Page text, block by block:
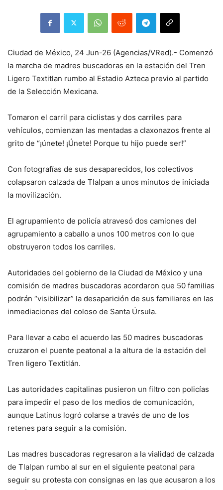
Ciudad de México, 24 Jun-26 (Agencias/VRed).- Comenzó
la marcha de madres buscadoras en la estación del Tren
Ligero Textitlan rumbo al Estadio Azteca previo al partido
de la Selección Mexicana.
Tomaron el carril para ciclistas y dos carriles para
vehículos, comienzan las mentadas a claxonazos frente al
grito de “¡únete! ¡Únete! Porque tu hijo puede ser!”
Con fotografías de sus desaparecidos, los colectivos
colapsaron calzada de Tlalpan a unos minutos de iniciada
la movilización.
El agrupamiento de policía atravesó dos camiones del
agrupamiento a caballo a unos 100 metros con lo que
obstruyeron todos los carriles.
Autoridades del gobierno de la Ciudad de México y una
comisión de madres buscadoras acordaron que 50 familias
podrán “visibilizar” la desaparición de sus familiares en las
inmediaciones del coloso de Santa Úrsula.
Para llevar a cabo el acuerdo las 50 madres buscadoras
cruzaron el puente peatonal a la altura de la estación del
Tren ligero Textitlán.
Las autoridades capitalinas pusieron un filtro con policías
para impedir el paso de los medios de comunicación,
aunque Latinus logró colarse a través de uno de los
retenes para seguir a la comisión.
Las madres buscadoras regresaron a la vialidad de calzada
de Tlalpan rumbo al sur en el siguiente peatonal para
seguir su protesta con consignas en las que acusaron a los